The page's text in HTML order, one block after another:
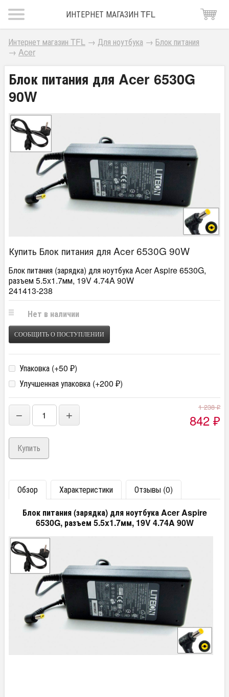
ИНТЕРНЕТ МАГАЗИН TFL
Интернет магазин TFL → Для ноутбука → Блок питания
→ Acer
Блок питания для Acer 6530G
90W
Купить Блок питания для Acer 6530G 90W
Блок питания (зарядка) для ноутбука Acer Aspire 6530G,
разъем 5.5x1.7мм, 19V 4.74A 90W
241413-238
Нет в наличии
СООБЩИТЬ О ПОСТУПЛЕНИИ
Упаковка (+50 ₽)
Улучшенная упаковка (+200 ₽)
− +
1 238₽
842 ₽
Обзор Характеристики
Отзывы (0)
Блок питания (зарядка) для ноутбука Acer Aspire
6530G, разъем 5.5x1.7мм, 19V 4.74A 90W